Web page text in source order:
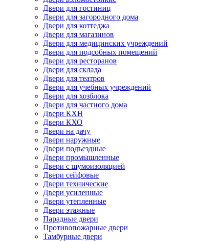
Двери для гостиниц
Двери для загородного дома
Двери для коттеджа
Двери для магазинов
Двери для медицинских учреждений
Двери для подсобных помещений
Двери для ресторанов
Двери для склада
Двери для театров
Двери для учебных учреждений
Двери для хозблока
Двери для частного дома
Двери КХН
Двери КХО
Двери на дачу
Двери наружные
Двери подъездные
Двери промышленные
Двери с шумоизоляцией
Двери сейфовые
Двери технические
Двери усиленные
Двери утепленные
Двери этажные
Парадные двери
Противопожарные двери
Тамбурные двери